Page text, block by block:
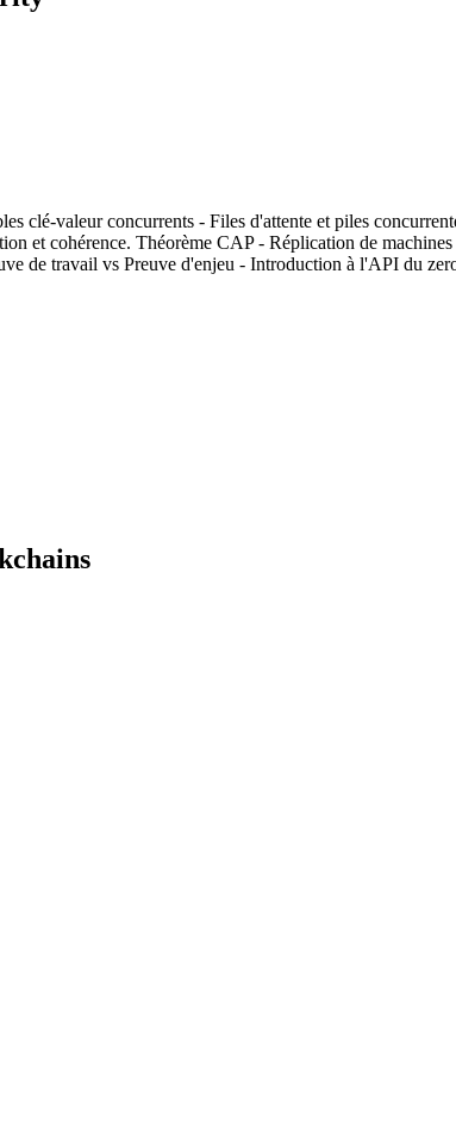
clé-valeur concurrents - Files d'attente et piles
et cohérence. Théorème CAP - Réplication de
de travail vs Preuve d'enjeu - Introduction à l'API du